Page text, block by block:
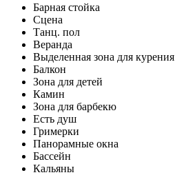
Барная стойка
Сцена
Танц. пол
Веранда
Выделенная зона для курения
Балкон
Зона для детей
Камин
Зона для барбекю
Есть душ
Гримерки
Панорамные окна
Бассейн
Кальяны